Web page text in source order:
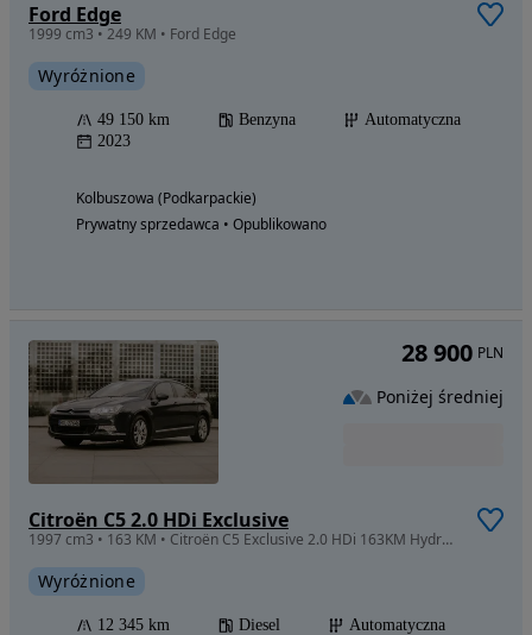
Ford Edge
1999 cm3 • 249 KM • Ford Edge
Wyróżnione
49 150 km Benzyna
Automatyczna
2023
Kolbuszowa (Podkarpackie)
Prywatny sprzedawca • Opublikowano
Citroën C5 2.0 HDi Exclusive
1997 cm3 • 163 KM • Citroën C5 Exclusive 2.0 HDi 163KM Hydractive 2012 Bogate wyposazenie
Wyróżnione
12 345 km Diesel
Automatyczna
28 900 PLN
Poniżej średniej